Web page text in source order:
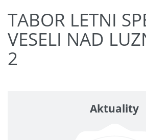
TABOR LETNI
VESELI NAD
2
Aktuality